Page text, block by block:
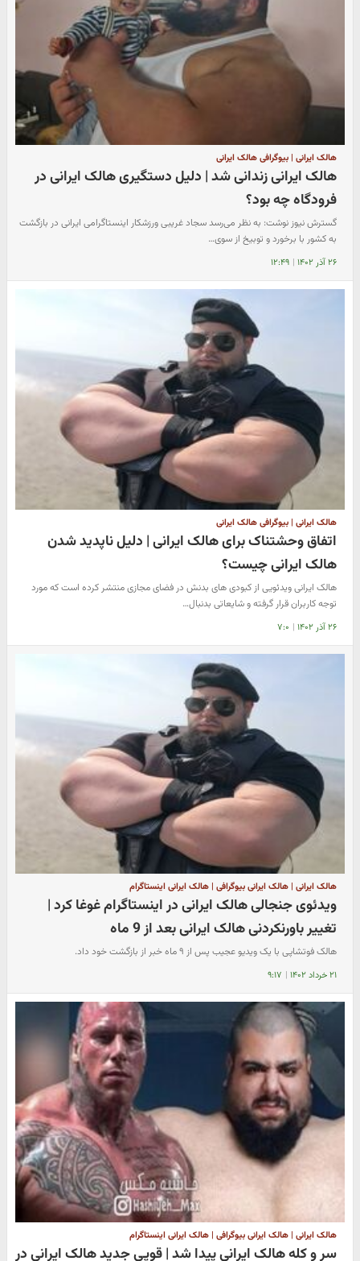
هالک ایرانی | بیوگرافی هالک ایرانی
هالک ایرانی زندانی شد | دلیل دستگیری هالک ایرانی در
فرودگاه چه بود؟
گسترش نیوز نوشت: به نظر می‌رسد سجاد غریبی ورزشکار اینستاگرامی ایرانی در بازگشت
به کشور با برخورد و توبیخ از سوی…
۲۶ آذر ۱۴۰۲ | ۱۲:۴۹
هالک ایرانی | بیوگرافی هالک ایرانی
اتفاق وحشتناک برای هالک ایرانی | دلیل ناپدید شدن
هالک ایرانی چیست؟
هالک ایرانی ویدئویی از کبودی های بدنش در فضای مجازی منتشر کرده است که مورد
توجه کاربران قرار گرفته و شایعاتی بدنبال…
۲۶ آذر ۱۴۰۲ | ۷:۰
هالک ایرانی | هالک ایرانی بیوگرافی | هالک ایرانی اینستاگرام
ویدئوی جنجالی هالک ایرانی در اینستاگرام غوغا کرد |
تغییر باورنکردنی هالک ایرانی بعد از 9 ماه
هالک فوتشاپی با یک ویدیو عجیب پس از ۹ ماه خبر از بازگشت خود داد.
۲۱ خرداد ۱۴۰۲ | ۹:۱۷
هالک ایرانی | هالک ایرانی بیوگرافی | هالک ایرانی اینستاگرام
سر و کله هالک ایرانی پیدا شد | قوپی جدید هالک ایرانی در